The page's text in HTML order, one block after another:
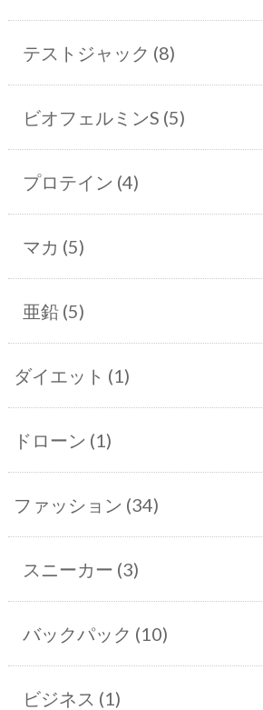
テストジャック (8)
ビオフェルミンS (5)
プロテイン (4)
マカ (5)
亜鉛 (5)
ダイエット (1)
ドローン (1)
ファッション (34)
スニーカー (3)
バックパック (10)
ビジネス (1)